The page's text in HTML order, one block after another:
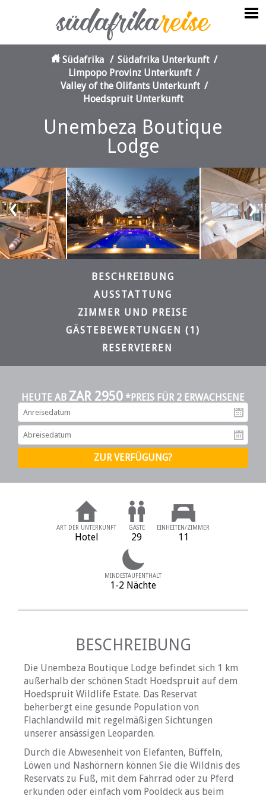
Südafrika / Südafrika Unterkunft /
Limpopo Provinz Unterkunft /
Valley of the Olifants Unterkunft /
Hoedspruit Unterkunft
Unembeza Boutique
Lodge
‹ ›
BESCHREIBUNG
AUSSTATTUNG
ZIMMER UND PREISE
GÄSTEBEWERTUNGEN (1)
RESERVIEREN
HEUTE AB ZAR 2950 *PREIS FÜR 2 ERWACHSENE
ART DER UNTERKUNFT
Hotel
GÄSTE
29
EINHEITEN/ZIMMER
11
MINDESTAUFENTHALT
1-2 Nächte
BESCHREIBUNG
Die Unembeza Boutique Lodge befindet sich 1 km
außerhalb der schönen Stadt Hoedspruit auf dem
Hoedspruit Wildlife Estate. Das Reservat
beherbergt eine gesunde Population von
Flachlandwild mit regelmäßigen Sichtungen
unserer ansässigen Leoparden.
Durch die Abwesenheit von Elefanten, Büffeln,
Löwen und Nashörnern können Sie die Wildnis des
Reservats zu Fuß, mit dem Fahrrad oder zu Pferd
erkunden oder einfach vom Pooldeck aus beim